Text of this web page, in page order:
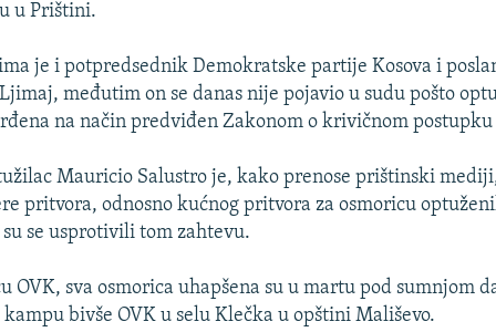
u Prištini.
je i potpredsednik Demokratske partije Kosova i
međutim on se danas nije pojavio u sudu pošto
na način predviđen Zakonom o krivičnom postupku
Mauricio Salustro je, kako prenose prištinski
pritvora, odnosno kućnog pritvora za osmoricu
se usprotivili tom zahtevu.
OVK, sva osmorica uhapšena su u martu pod sumnjom
bivše OVK u selu Klečka u opštini Mališevo.